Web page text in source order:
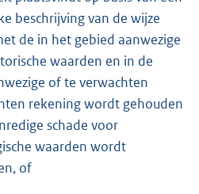
beschrijving van de wijze
de in het gebied aanwezige
waarden en in de
of te verwachten
rekening wordt gehouden
schade voor
waarden wordt
of